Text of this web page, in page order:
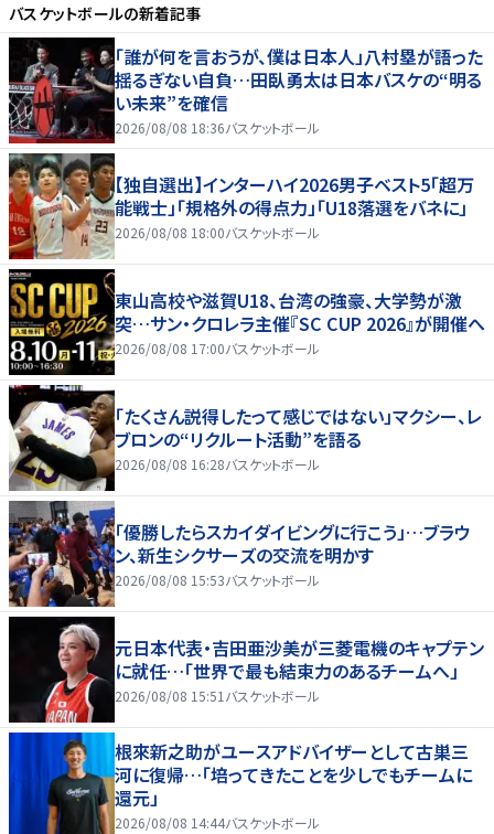
バスケットボールの新着記事
「誰が何を言おうが、僕は日本人」八村塁が語った
揺るぎない自負…田臥勇太は日本バスケの“明る
い未来”を確信
2026/08/08 18:36バスケットボール
【独自選出】インターハイ2026男子ベスト5「超万
能戦士」「規格外の得点力」「U18落選をバネに」
2026/08/08 18:00バスケットボール
東山高校や滋賀U18、台湾の強豪、大学勢が激
突…サン・クロレラ主催『SC CUP 2026』が開催へ
2026/08/08 17:00バスケットボール
「たくさん説得したって感じではない」マクシー、レ
ブロンの“リクルート活動”を語る
2026/08/08 16:28バスケットボール
「優勝したらスカイダイビングに行こう」…ブラウ
ン、新生シクサーズの交流を明かす
2026/08/08 15:53バスケットボール
元日本代表・吉田亜沙美が三菱電機のキャプテン
に就任…「世界で最も結束力のあるチームへ」
2026/08/08 15:51 バスケットボール
根來新之助がユースアドバイザーとして古巣三
河に復帰…「培ってきたことを少しでもチームに
還元」
2026/08/08 14:44バスケットボール